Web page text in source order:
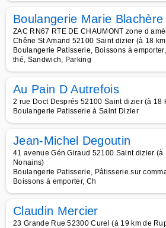
Boulangerie Marie Blachère
ZAC RN67 RTE DE CHAUMONT zone d
Chêne St Amand 52100 Saint dizier (à 18
Boulangerie Patisserie, Boissons à
thé, Sandwich, Parking
Au Pain D Autrefois
2 rue Doct Després 52100 Saint dizier (à 18
Boulangerie Patisserie à Saint Dizier
Jean-Michel Degoutin
41 avenue Gén Giraud 52100 Saint dizier (à
Nonains)
Boulangerie Patisserie, Pâtisserie sur
Boissons à emporter, Ch
Claudin Mercier
23 Grande Rue 52300 Curel (à 19 km de